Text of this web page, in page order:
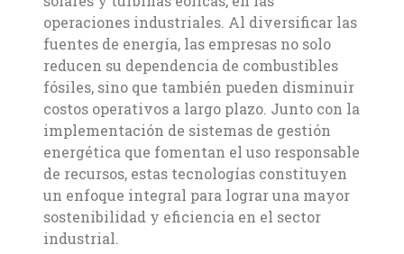
operaciones industriales. Al diversificar las
fuentes de energía, las empresas no solo
reducen su dependencia de combustibles
fósiles, sino que también pueden disminuir
costos operativos a largo plazo. Junto con la
implementación de sistemas de gestión
energética que fomentan el uso responsable
de recursos, estas tecnologías constituyen
un enfoque integral para lograr una mayor
sostenibilidad y eficiencia en el sector
industrial.